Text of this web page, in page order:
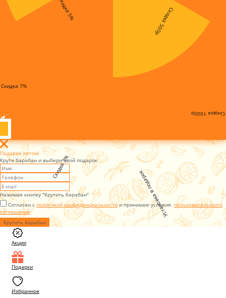
Скидка 3%
Скидка 7%
Скидка 5% Скидка 500р
Скидка 1000р
Установка в подарок
Подарки летом!
Крути барабан и выбери свой подарок
Нажимая кнопку "Крутить барабан"
Согласен с политикой конфиденциальностии принимаю условия. пользовательского
соглашения
Крутить барабан
Акции
Подарки
Избранное